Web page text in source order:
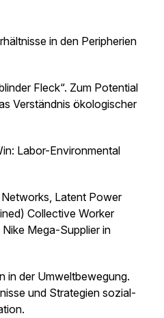
in den Peripherien
Fleck“. Zum Potential
Verständnis ökologischer
Labor-Environmental
Latent Power
Collective Worker
Mega-Supplier in
in der Umweltbewegung.
und Strategien sozial-